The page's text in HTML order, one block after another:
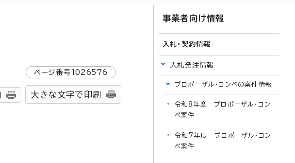
ページ番号1026576
大きな文字で印刷
事業者向け情報
入札・契約情報
入札発注情報
プロポーザル・コンペの案件情報
令和8年度 プロポーザル・コン
ペ案件
令和7年度 プロポーザル・コン
ペ案件